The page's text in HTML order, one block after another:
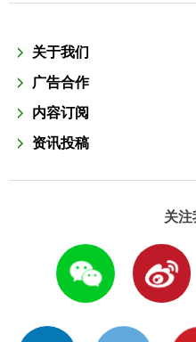
关于我们
广告合作
内容订阅
资讯投稿
关注